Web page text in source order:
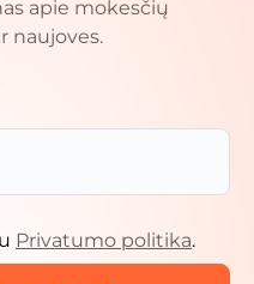
apie mokesčių
naujoves.
Privatumo politika.